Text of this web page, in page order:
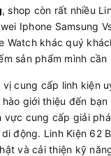
, shop còn rất nhiều
Iphone Samsung
Watch khác quý
sản phẩm mình cần
vị cung cấp linh kiện
giới thiệu đến
vực cung cấp giải
động. Linh Kiện 62
và cải thiện kỹ